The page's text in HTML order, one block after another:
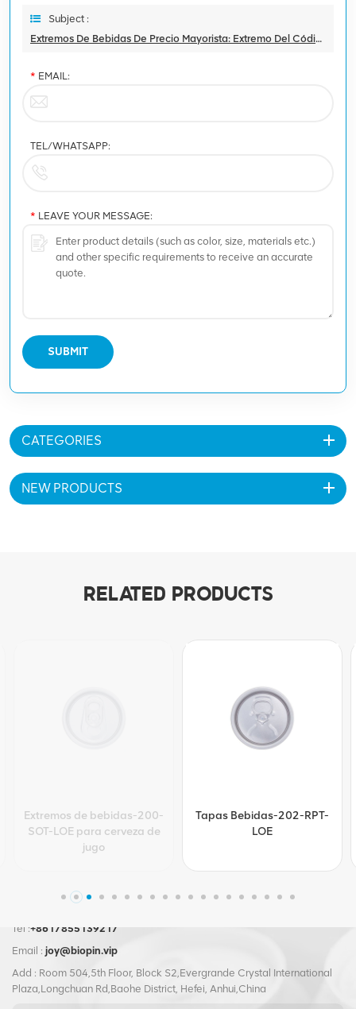
Subject :
Extremos De Bebidas De Precio Mayorista: Extremo Del Código QR
* EMAIL:
TEL/WHATSAPP:
* LEAVE YOUR MESSAGE:
SUBMIT
CATEGORIES
NEW PRODUCTS
RELATED PRODUCTS
Tapas Bebidas-202-RPT-
LOE
Tapas para bebidas-202-
SOT-LOE
Tel :+8617855139217
Email : joy@biopin.vip
Add : Room 504,5th Floor, Block S2,Evergrande Crystal International
Plaza,Longchuan Rd,Baohe District, Hefei, Anhui,China